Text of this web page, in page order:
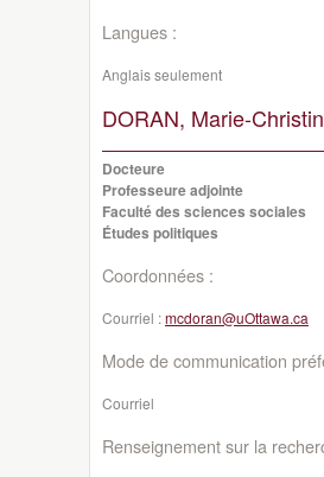
Langues :
Anglais seulement
DORAN, Marie-
Docteure
Professeure adjointe
Faculté des sciences sociales
Études politiques
Coordonnées :
Courriel :mcdoran@uOttawa.ca
Mode de communication
Courriel
Renseignement sur la